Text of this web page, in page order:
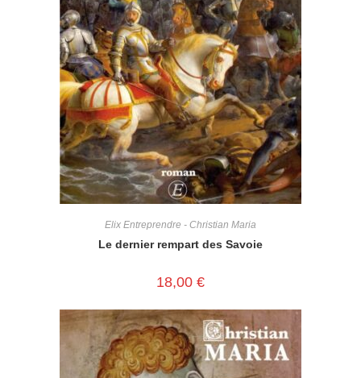
Elix Entreprendre - Christian Maria
Le dernier rempart des Savoie
18,00 €